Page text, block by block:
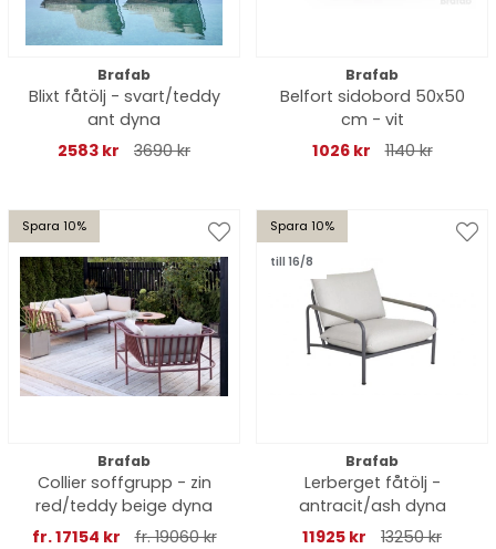
Brafab
Blixt fåtölj - svart/teddy
ant dyna
2583 kr
3690 kr
Brafab
Belfort sidobord 50x50
cm - vit
1026 kr
1140 kr
Spara 10%
Brafab
Collier soffgrupp - zin
red/teddy beige dyna
fr. 17154 kr
fr. 19060 kr
Spara 10%
till 16/8
Brafab
Lerberget fåtölj -
antracit/ash dyna
11925 kr
13250 kr